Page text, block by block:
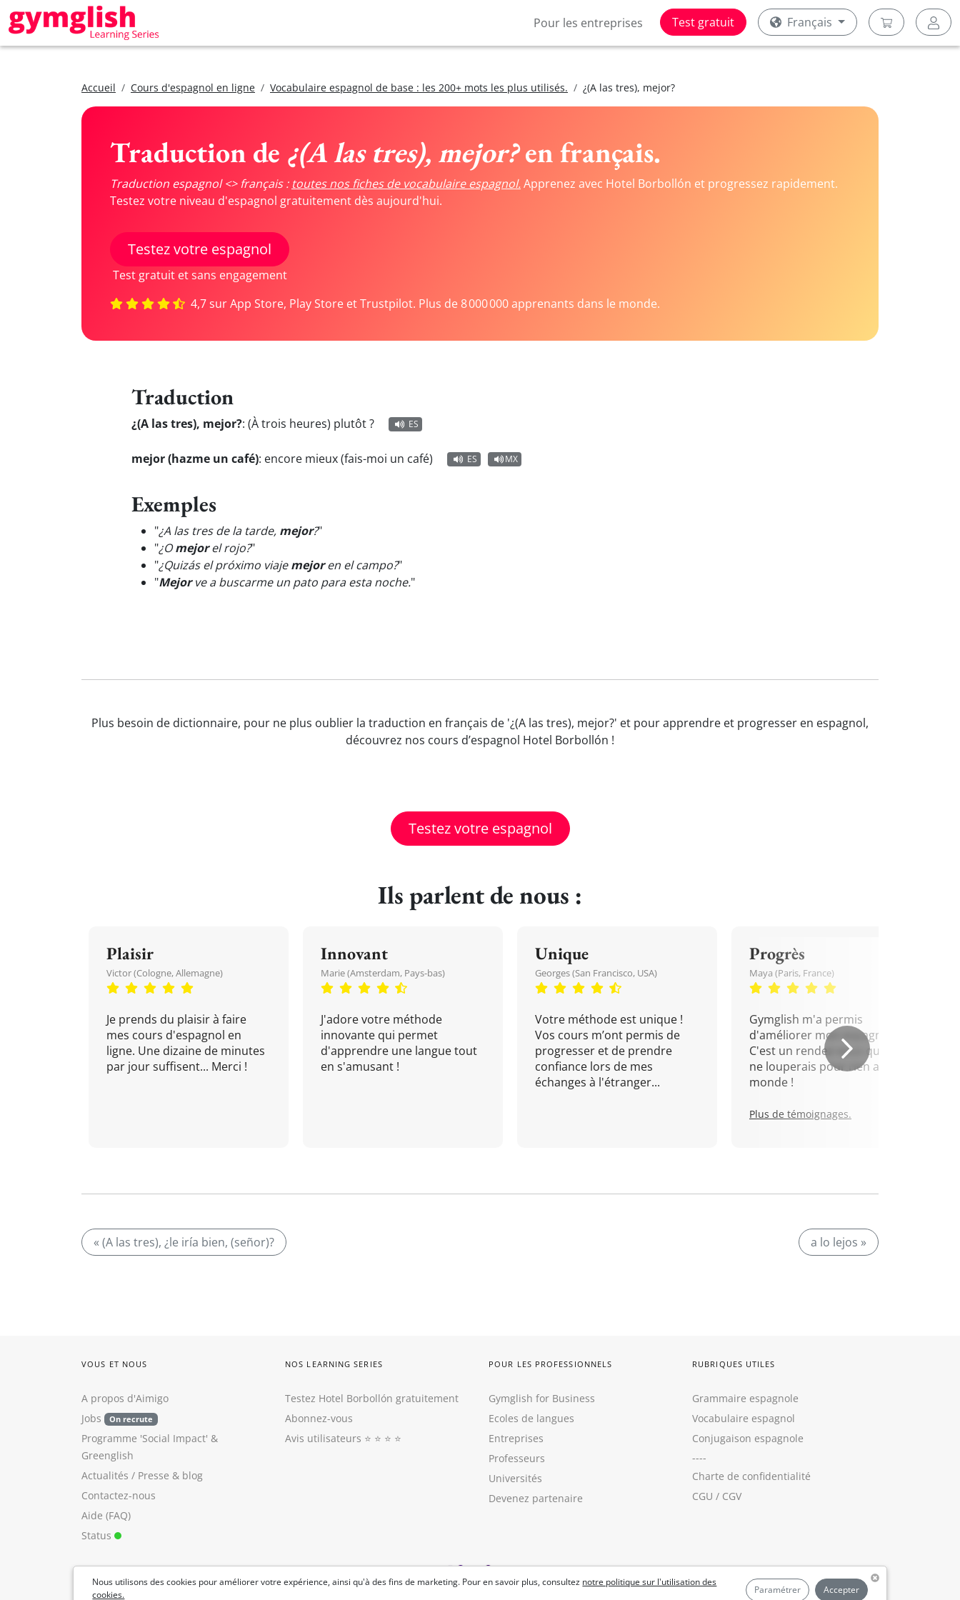
Pour les entreprises Test gratuit Français
Accueil Cours d'espagnol en ligne Vocabulaire espagnol de base : les 200+ mots les plus utilisés. ¿(A las tres), mejor?
Traduction de ¿(A las tres), mejor?en français.
Traduction espagnol <> français : toutes nos fiches de vocabulaire espagnol.Apprenez avec Hotel Borbollón et progressez rapidement.
Testez votre niveau d'espagnol gratuitement dès aujourd'hui.
Testez votre espagnol
Test gratuit et sans engagement
4,7 sur App Store, Play Store et Trustpilot. Plus de 8 000 000 apprenants dans le monde.
Traduction
¿(A las tres), mejor?: (À trois heures) plutôt ? ES
mejor (hazme un café): encore mieux (fais-moi un café) ES MX
Exemples
"¿A las tres de la tarde, mejor?"
"¿Omejorel rojo?"
"¿Quizás el próximo viajemejoren el campo?"
"Mejorve a buscarme un pato para esta noche."
Plus besoin de dictionnaire, pour ne plus oublier la traduction en français de '¿(A las tres), mejor?' et pour apprendre et progresser en espagnol,
découvrez nos cours d’espagnol Hotel Borbollón !
Testez votre espagnol
Ils parlent de nous :
Plaisir
Victor (Cologne, Allemagne)
Je prends du plaisir à faire
mes cours d'espagnol en
ligne. Une dizaine de minutes
par jour suffisent... Merci !
Innovant
Marie (Amsterdam, Pays-bas)
J'adore votre méthode
innovante qui permet
d'apprendre une langue tout
en s'amusant !
Unique
Georges (San Francisco, USA)
Votre méthode est unique !
Vos cours m’ont permis de
progresser et de prendre
confiance lors de mes
échanges à l'étranger...
Progrès
Maya (Paris, France)
Gymglish m'a permis
d'améliorer mon espagnol.
C'est un rendez-vous que je
ne louperais pour rien au
monde !
Plus de témoignages.
« (A las tres), ¿le iría bien, (señor)? a lo lejos »
Nous utilisons des cookies pour améliorer votre expérience, ainsi qu'à des fins de marketing. Pour en savoir plus, consultez notre politique sur l'utilisation des
cookies.
Paramétrer Accepter
VOUS ET NOUS
A propos d'Aimigo
Jobs
On recrute
Programme 'Social Impact' &
Greenglish
Actualités / Presse & blog
Contactez-nous
Aide (FAQ)
Status
NOS LEARNING SERIES
Testez Hotel Borbollón gratuitement
Abonnez-vous
Avis utilisateurs ⭐️ ⭐️ ⭐️ ⭐️
POUR LES PROFESSIONNELS
Gymglish for Business
Ecoles de langues
Entreprises
Professeurs
Universités
Devenez partenaire
RUBRIQUES UTILES
Grammaire espagnole
Vocabulaire espagnol
Conjugaison espagnole
----
Charte de confidentialité
CGU / CGV